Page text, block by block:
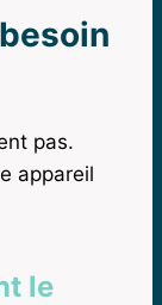
pas.
appareil
le